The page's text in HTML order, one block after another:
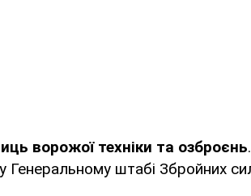
ворожої техніки та озброєнь
у Генеральному штабі Збройних